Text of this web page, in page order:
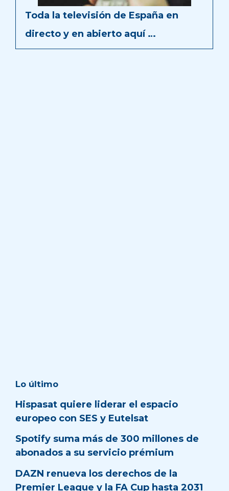
Toda la televisión de España en
directo y en abierto aquí …
Lo último
Hispasat quiere liderar el espacio
europeo con SES y Eutelsat
Spotify suma más de 300 millones de
abonados a su servicio prémium
DAZN renueva los derechos de la
Premier League y la FA Cup hasta 2031